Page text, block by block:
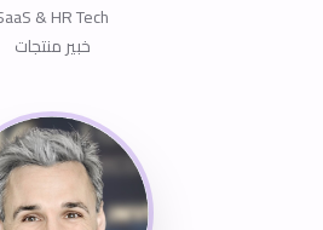
& HR Tech
خبير منتجات